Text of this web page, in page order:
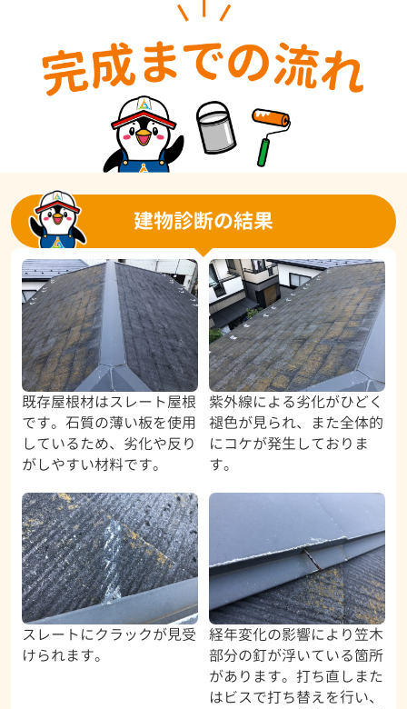
建物診断の結果
既存屋根材はスレート屋根
です。石質の薄い板を使用
しているため、劣化や反り
がしやすい材料です。
紫外線による劣化がひどく
褪色が見られ、また全体的
にコケが発生しておりま
す。
スレートにクラックが見受
けられます。
経年変化の影響により笠木
部分の釘が浮いている箇所
があります。打ち直しまた
はビスで打ち替えを行い、